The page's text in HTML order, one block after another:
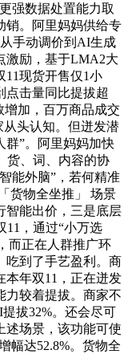
强数据处置能力取
销。阿里妈妈供给专
手动调价到AI生成
激励，基于LMA2大
11现货开售仅1小
点击量同比提拔超
增加，百万商品成交
从头认知。但迸发潜
群”。阿里妈妈加快
货、词、内容的协
能外脑”，若何精准
货物全坐推」 场景
智能出价，三是底层
11，通过“小万选
而正在人群推广环
吃到了手艺盈利。商
本年双11，正在迸发
力较着提拔。商家不
拔32%。还会尽可
述场景，该功能可使
幅达52.8%。货物全